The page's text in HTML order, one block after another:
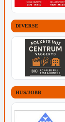
DIVERSE
HUS/JOBB